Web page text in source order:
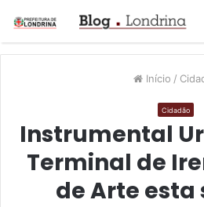
Início /
Cidadão
Instrumental
Terminal de
de Arte esta